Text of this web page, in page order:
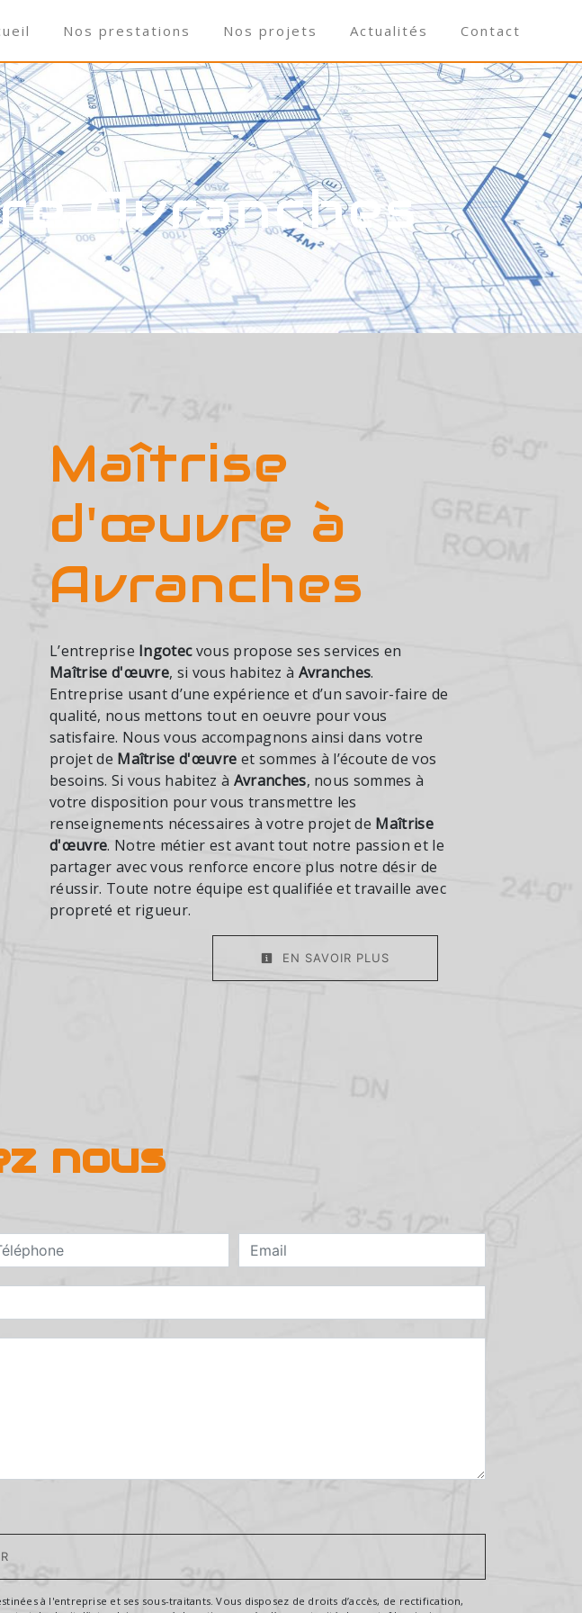
Nos prestations Nos projets Actualités Contact
Avranches
Maîtrise
d'œuvre à
Avranches
L’entreprise Ingotecvous propose ses services en
Maîtrise d'œuvre, si vous habitez à Avranches.
Entreprise usant d’une expérience et d’un savoir-faire de
qualité, nous mettons tout en oeuvre pour vous
satisfaire. Nous vous accompagnons ainsi dans votre
projet de Maîtrise d'œuvre et sommes à l’écoute de vos
besoins. Si vous habitez à Avranches, nous sommes à
votre disposition pour vous transmettre les
renseignements nécessaires à votre projet de Maîtrise
d'œuvre. Notre métier est avant tout notre passion et le
partager avec vous renforce encore plus notre désir de
réussir. Toute notre équipe est qualifiée et travaille avec
propreté et rigueur.
EN SAVOIR PLUS
nous
à l'entreprise et ses sous-traitants. Vous disposez de droits d’accès, de rectification,